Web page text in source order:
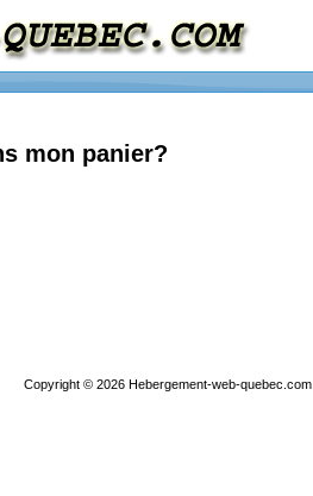
mon panier?
Copyright © 2026 Hebergement-web-quebec.com